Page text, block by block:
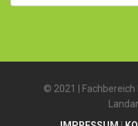
© 2021 |